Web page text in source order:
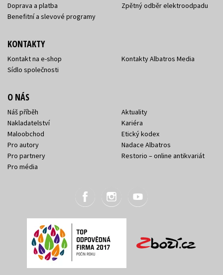
Doprava a platba
Benefitní a slevové programy
Zpětný odběr elektroodpadu
KONTAKTY
Kontakt na e-shop
Sídlo společnosti
Kontakty Albatros Media
O NÁS
Náš příběh
Nakladatelství
Maloobchod
Pro autory
Pro partnery
Pro média
Aktuality
Kariéra
Etický kodex
Nadace Albatros
Restorio – online antikvariát